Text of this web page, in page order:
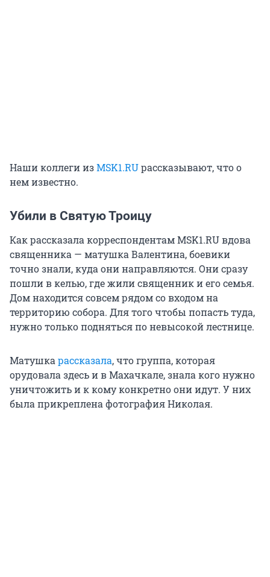
Наши коллеги изMSK1.RUрассказывают, что о
нем известно.
Убили в Святую Троицу
Как рассказала корреспондентам MSK1.RU вдова
священника — матушка Валентина, боевики
точно знали, куда они направляются. Они сразу
пошли в келью, где жили священник и его семья.
Дом находится совсем рядом со входом на
территорию собора. Для того чтобы попасть туда,
нужно только подняться по невысокой лестнице.
Матушкарассказала, что группа, которая
орудовала здесь и в Махачкале, знала кого нужно
уничтожить и к кому конкретно они идут. У них
была прикреплена фотография Николая.